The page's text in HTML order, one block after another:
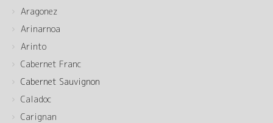
Aragonez
Arinarnoa
Arinto
Cabernet Franc
Cabernet Sauvignon
Caladoc
Carignan